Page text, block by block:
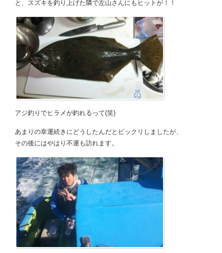
と、スズキを釣り上げた隣で左山さんにもヒットが！！
アジ釣りでヒラメが釣れるって(笑)
あまりの幸運続きにどうしたんだとビックリしましたが、
その後にはやはり不運も訪れます。